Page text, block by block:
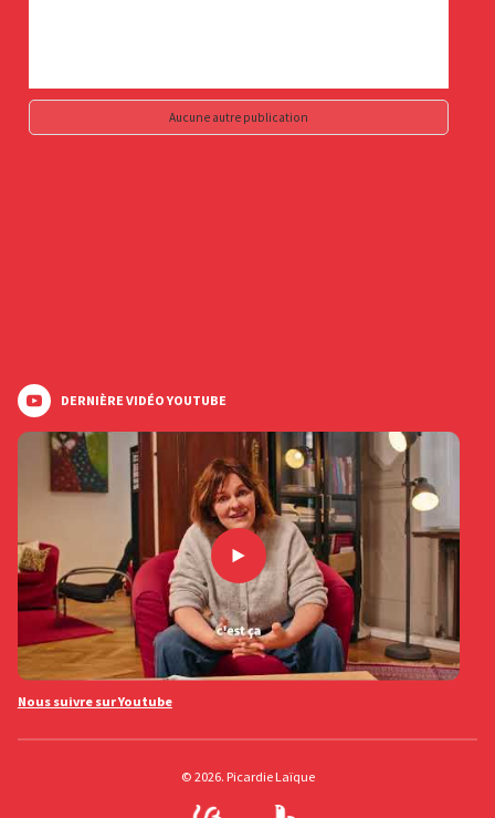
Aucune autre publication
DERNIÈRE VIDÉO YOUTUBE
Nous suivre sur Youtube
© 2026. Picardie Laïque